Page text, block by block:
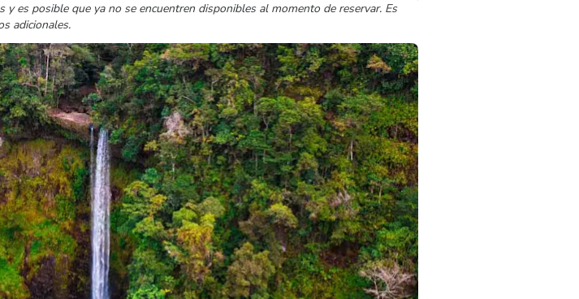
es posible que ya no se encuentren disponibles al momento de reservar. Es
adicionales.